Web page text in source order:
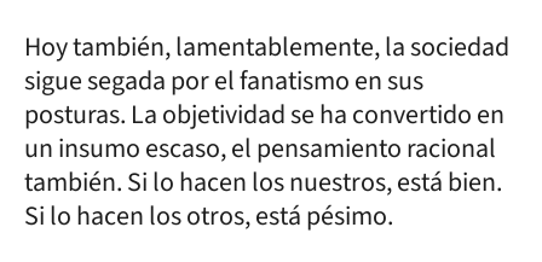
Hoy también, lamentablemente, la sociedad
sigue segada por el fanatismo en sus
posturas. La objetividad se ha convertido en
un insumo escaso, el pensamiento racional
también. Si lo hacen los nuestros, está bien.
Si lo hacen los otros, está pésimo.